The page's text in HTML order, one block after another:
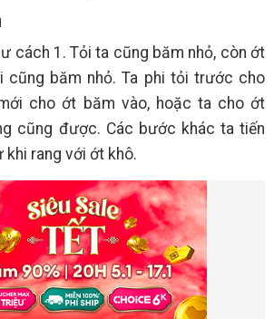
cách 1. Tỏi ta cũng băm nhỏ, còn ớt
băm nhỏ. Ta phi tỏi trước cho
cho ớt băm vào, hoặc ta cho ớt
cũng được. Các bước khác ta tiến
khi rang với ớt khô.